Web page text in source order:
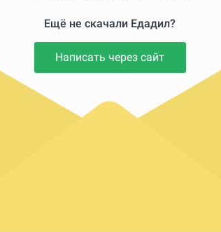
Ещё не скачали Едадил?
Написать через сайт